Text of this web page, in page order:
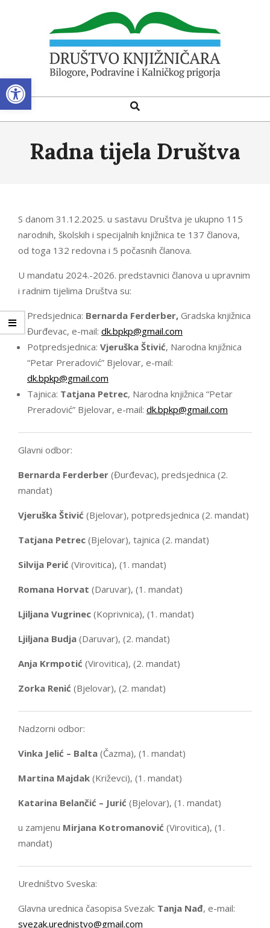
Open toolbar
DRUŠTVO
KNJIŽNIČARA
PODRAVINE
PRIGORJA
Primary
Navigation
Search
Radna tijela Društva
S danom 31.12.2025. u sastavu Društva je ukupno 115
narodnih, školskih i specijalnih knjižnica te 137 članova,
od toga 132 redovna i 5 počasnih članova.
U mandatu 2024.-2026. predstavnici članova u upravnim
i radnim tijelima Društva su:
Predsjednica: Bernarda Ferderber, Gradska knjižnica
Đurđevac, e-mail: dk.bpkp@gmail.com
Potpredsjednica: Vjeruška Štivić, Narodna knjižnica
“Petar Preradović” Bjelovar, e-mail:
dk.bpkp@gmail.com
Tajnica: Tatjana Petrec, Narodna knjižnica “Petar
Preradović” Bjelovar, e-mail: dk.bpkp@gmail.com
Glavni odbor:
Bernarda Ferderber (Đurđevac), predsjednica (2.
mandat)
Vjeruška Štivić (Bjelovar), potpredsjednica (2. mandat)
Tatjana Petrec (Bjelovar), tajnica (2. mandat)
Silvija Perić (Virovitica), (1. mandat)
Romana Horvat (Daruvar), (1. mandat)
Ljiljana Vugrinec (Koprivnica), (1. mandat)
Ljiljana Budja (Daruvar), (2. mandat)
Anja Krmpotić (Virovitica), (2. mandat)
Zorka Renić (Bjelovar), (2. mandat)
Nadzorni odbor:
Vinka Jelić – Balta (Čazma), (1. mandat)
Martina Majdak (Križevci), (1. mandat)
Katarina Belančić – Jurić (Bjelovar), (1. mandat)
u zamjenu Mirjana Kotromanović (Virovitica), (1.
mandat)
Uredništvo Sveska:
Glavna urednica časopisa Svezak: Tanja Nađ, e-mail:
svezak.urednistvo@gmail.com